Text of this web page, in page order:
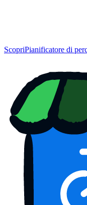
ScopriPianificatore di